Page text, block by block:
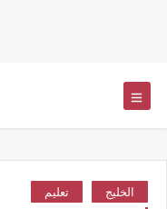
الخليج تعليم